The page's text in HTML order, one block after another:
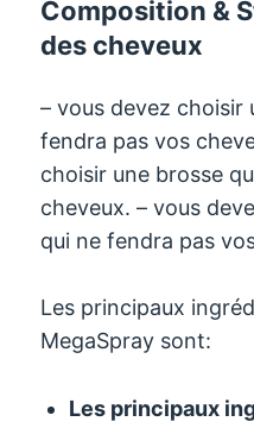
Composition &
des cheveux
– vous devez choisir
fendra pas vos
choisir une brosse
cheveux. – vous
qui ne fendra pas
Les principaux
MegaSpray sont:
Les principaux